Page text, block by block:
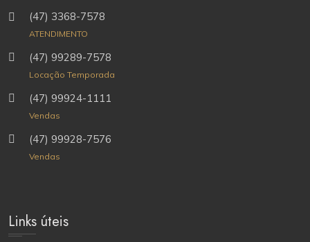
(47) 3368-7578
ATENDIMENTO
(47) 99289-7578
Locação Temporada
(47) 99924-1111
Vendas
(47) 99928-7576
Vendas
Links úteis